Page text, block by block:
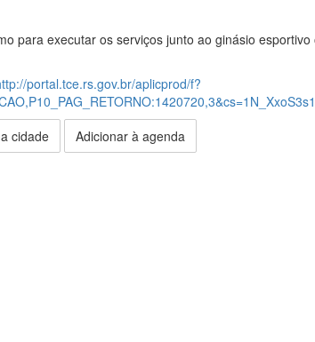
para executar os serviços junto ao ginásio
portal.tce.rs.gov.br/aplicprod/f?
cidade Adicionar à agenda